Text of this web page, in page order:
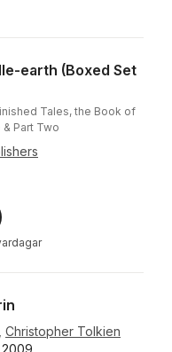
earth (Boxed Set
Tales, the Book of
Part Two
Christopher Tolkien